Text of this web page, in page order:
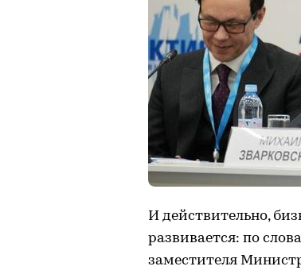
И действительно,
развивается: по
заместителя